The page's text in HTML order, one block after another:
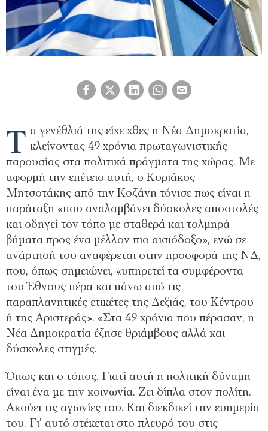
Τ α γενέθλιά της είχε χθες η Νέα Δημοκρατία,
κλείνοντας 49 χρόνια πρωταγωνιστικής
παρουσίας στα πολιτικά πράγματα της χώρας. Με
αφορμή την επέτειο αυτή, ο Κυριάκος
Μητσοτάκης από την Κοζάνη τόνισε πως είναι η
παράταξη «που αναλαμβάνει δύσκολες αποστολές
και οδηγεί τον τόπο με σταθερά και τολμηρά
βήματα προς ένα μέλλον πιο αισιόδοξο», ενώ σε
ανάρτησή του αναφέρεται στην προσφορά της ΝΔ,
που, όπως σημειώνει, «υπηρετεί τα συμφέροντα
του Έθνους πέρα και πάνω από τις
παραπλανητικές ετικέτες της Δεξιάς, του Κέντρου
ή της Αριστεράς». «Στα 49 χρόνια που πέρασαν, η
Νέα Δημοκρατία έζησε θριάμβους αλλά και
δύσκολες στιγμές.
Όπως και ο τόπος. Γιατί αυτή η πολιτική δύναμη
είναι ένα με την κοινωνία. Ζει δίπλα στον πολίτη.
Ακούει τις αγωνίες του. Και διεκδικεί την ευημερία
του. Γι’ αυτό στέκεται στο πλευρό του στις